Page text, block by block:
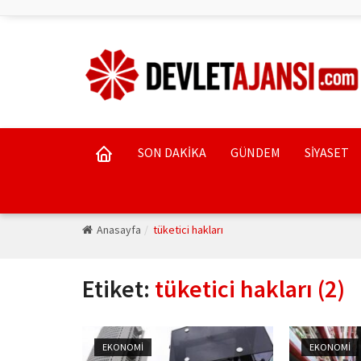
SON DAKİKA GÜNDEM SİYASET
Anasayfa tüketici hakları
Etiket: tüketici hakları (2)
EKONOMİ EKONOMİ